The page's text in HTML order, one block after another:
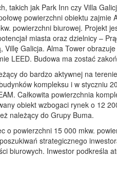
takich jak Park Inn czy Villa
powierzchni obiektu zajmie
powierzchni biurowej. Projekt
miasta oraz dzielnicy –
Villę Galicja. Alma Tower
LEED. Budowa ma zostać
do bardzo aktywnej na
kompleksu i w styczniu
Całkowita powierzchnia
obiekt wzbogaci rynek o 12
należący do Grupy Buma.
o powierzchni 15 000 mkw.
strategicznego
biurowych. Inwestor podkreśla